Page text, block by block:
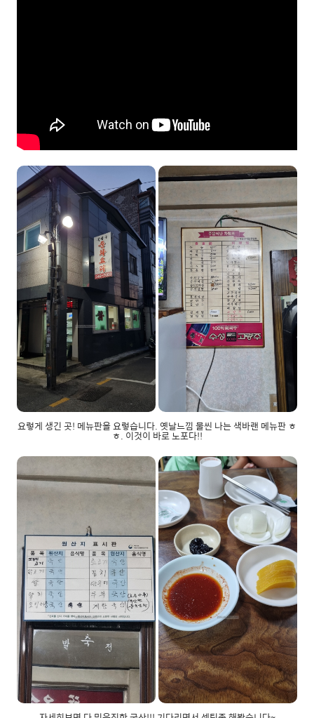
요렇게 생긴 곳! 메뉴판을 요렇습니다. 옛날느낌 물씬 나는 색바랜 메뉴판 ㅎ
ㅎ. 이것이 바로 노포다!!